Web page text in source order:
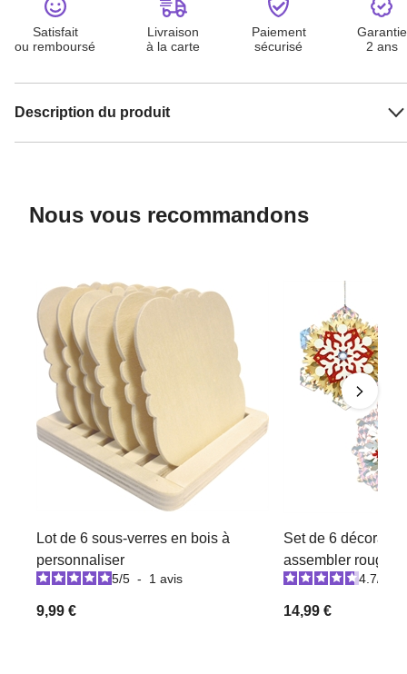
Satisfait
ou remboursé
Livraison
à la carte
Paiement
sécurisé
Garantie
2 ans
Description du produit
Nous vous recommandons
Lot de 6 sous-verres en bois à
personnaliser
5/5 - 1 avis
9,99 €
Set de 6
assembler rouge /
4.7/
14,99 €